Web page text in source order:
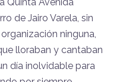
de Jairo Varela, sin
ninguna,
lloraban y cantaban
día inolvidable para